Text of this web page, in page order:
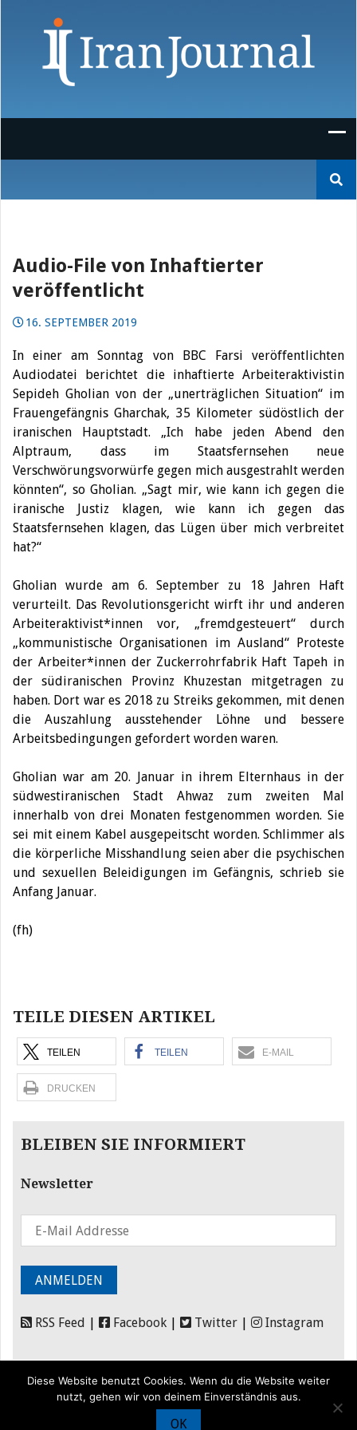
nach:
Audio-File von Inhaftierter
veröffentlicht
16. SEPTEMBER 2019
In einer am Sonntag von BBC Farsi veröffentlichten
Audiodatei berichtet die inhaftierte Arbeiteraktivistin
Sepideh Gholian von der „unerträglichen Situation“ im
Frauengefängnis Gharchak, 35 Kilometer südöstlich der
iranischen Hauptstadt. „Ich habe jeden Abend den
Alptraum, dass im Staatsfernsehen neue
Verschwörungsvorwürfe gegen mich ausgestrahlt werden
könnten“, so Gholian. „Sagt mir, wie kann ich gegen die
iranische Justiz klagen, wie kann ich gegen das
Staatsfernsehen klagen, das Lügen über mich verbreitet
hat?“
Gholian wurde am 6. September zu 18 Jahren Haft
verurteilt. Das Revolutionsgericht wirft ihr und anderen
Arbeiteraktivist*innen vor, „fremdgesteuert“ durch
„kommunistische Organisationen im Ausland“ Proteste
der Arbeiter*innen der Zuckerrohrfabrik Haft Tapeh in
der südiranischen Provinz Khuzestan mitgetragen zu
haben. Dort war es 2018 zu Streiks gekommen, mit denen
die Auszahlung ausstehender Löhne und bessere
Arbeitsbedingungen gefordert worden waren.
Gholian war am 20. Januar in ihrem Elternhaus in der
südwestiranischen Stadt Ahwaz zum zweiten Mal
innerhalb von drei Monaten festgenommen worden. Sie
sei mit einem Kabel ausgepeitscht worden. Schlimmer als
die körperliche Misshandlung seien aber die psychischen
und sexuellen Beleidigungen im Gefängnis, schrieb sie
Anfang Januar.
(fh)
TEILE DIESEN ARTIKEL
TEILEN TEILEN E-MAIL
DRUCKEN
BLEIBEN SIE INFORMIERT
Newsletter
RSS Feed Facebook Twitter Instagram
Förderung|
Diese Website benutzt Cookies. Wenn du die Website weiter
nutzt, gehen wir von deinem Einverständnis aus.
OK